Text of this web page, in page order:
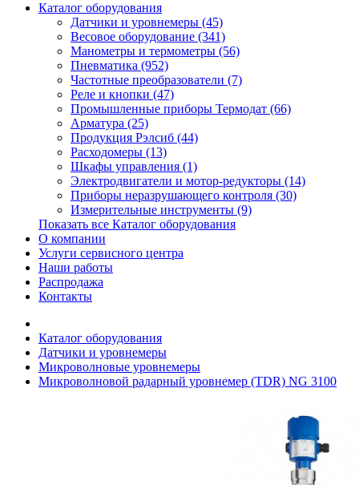
Каталог оборудования
Датчики и уровнемеры (45)
Весовое оборудование (341)
Манометры и термометры (56)
Пневматика (952)
Частотные преобразователи (7)
Реле и кнопки (47)
Промышленные приборы Термодат (66)
Арматура (25)
Продукция Рэлсиб (44)
Расходомеры (13)
Шкафы управления (1)
Электродвигатели и мотор-редукторы (14)
Приборы неразрушающего контроля (30)
Измерительные инструменты (9)
Показать все Каталог оборудования
О компании
Услуги сервисного центра
Наши работы
Распродажа
Контакты
Каталог оборудования
Датчики и уровнемеры
Микроволновые уровнемеры
Микроволновой радарный уровнемер (TDR) NG 3100